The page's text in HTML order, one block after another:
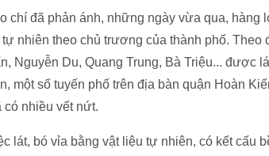
chí đã phản ánh, những ngày vừa qua, hàng
nhiên theo chủ trương của thành phố. Theo
Nguyễn Du, Quang Trung, Bà Triệu... được
một số tuyến phố trên địa bàn quận Hoàn
có nhiều vết nứt.
lát, bó vỉa bằng vật liệu tự nhiên, có kết cấu